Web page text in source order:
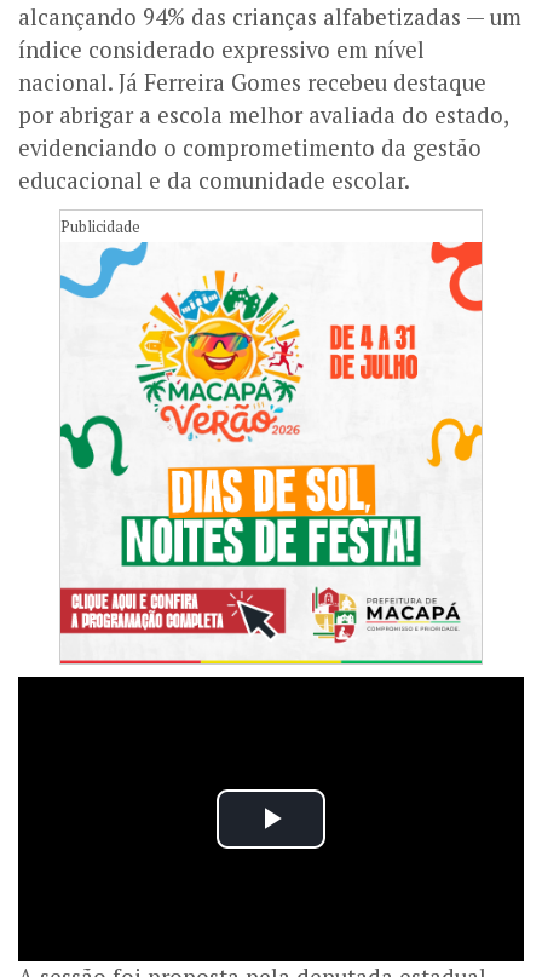
alcançando 94% das crianças alfabetizadas — um
índice considerado expressivo em nível
nacional. Já Ferreira Gomes recebeu destaque
por abrigar a escola melhor avaliada do estado,
evidenciando o comprometimento da gestão
educacional e da comunidade escolar.
Publicidade